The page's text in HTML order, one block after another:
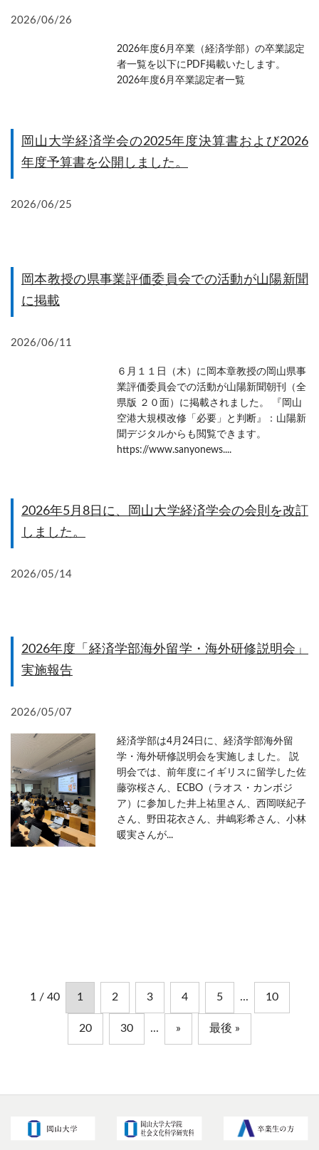
2026/06/26
2026年度6月卒業（経済学部）の卒業認定
者一覧を以下にPDF掲載いたします。
2026年度6月卒業認定者一覧
岡山大学経済学会の2025年度決算書および2026
年度予算書を公開しました。
2026/06/25
岡本教授の県事業評価委員会での活動が山陽新聞
に掲載
2026/06/11
６月１１日（木）に岡本章教授の岡山県事
業評価委員会での活動が山陽新聞朝刊（全
県版 ２０面）に掲載されました。 『岡山
空港大規模改修「必要」と判断』：山陽新
聞デジタルからも閲覧できます。
https://www.sanyonews....
2026年5月8日に、岡山大学経済学会の会則を改訂
しました。
2026/05/14
2026年度「経済学部海外留学・海外研修説明会」
実施報告
2026/05/07
経済学部は4月24日に、経済学部海外留
学・海外研修説明会を実施しました。 説
明会では、前年度にイギリスに留学した佐
藤弥桜さん、ECBO（ラオス・カンボジ
ア）に参加した井上祐里さん、西岡咲紀子
さん、野田花衣さん、井嶋彩希さん、小林
暖実さんが...
1 / 40 1 2 3 4 5 ... 10
20 30 ... » 最後 »